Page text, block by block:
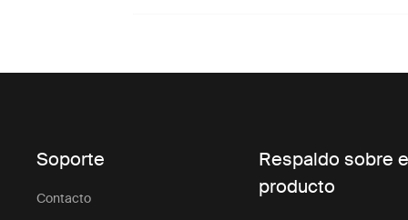
Soporte
Contacto
Respaldo sobre
producto